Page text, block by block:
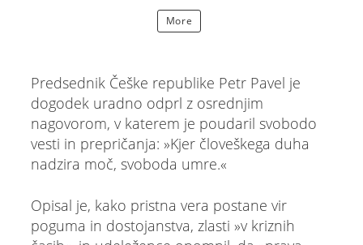
More
Predsednik Češke republike Petr Pavel je
dogodek uradno odprl z osrednjim
nagovorom, v katerem je poudaril svobodo
vesti in prepričanja: »Kjer človeškega duha
nadzira moč, svoboda umre.«
Opisal je, kako pristna vera postane vir
poguma in dostojanstva, zlasti »v kriznih